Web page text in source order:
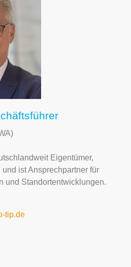
Eigentümer,
ist Ansprechpartner für
und Standortentwicklungen.
tip.de